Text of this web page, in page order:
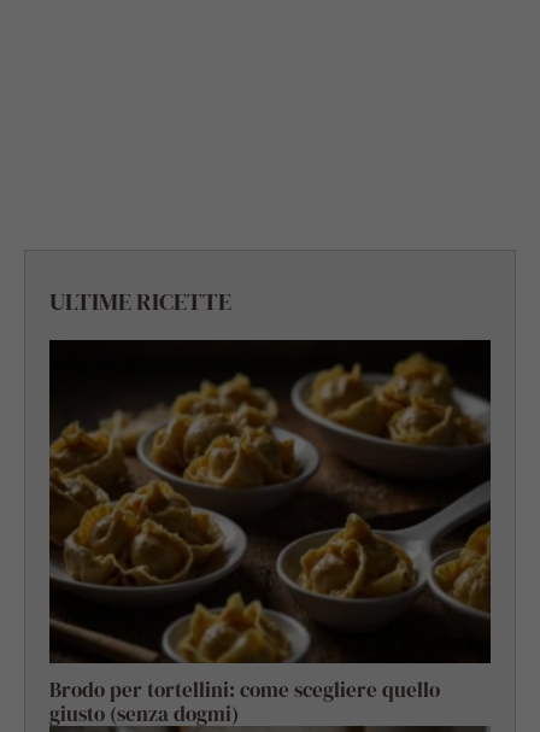
ULTIME RICETTE
Brodo per tortellini: come scegliere quello
giusto (senza dogmi)